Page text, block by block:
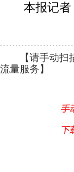
本报记者
【请手动扫描
流量服务】